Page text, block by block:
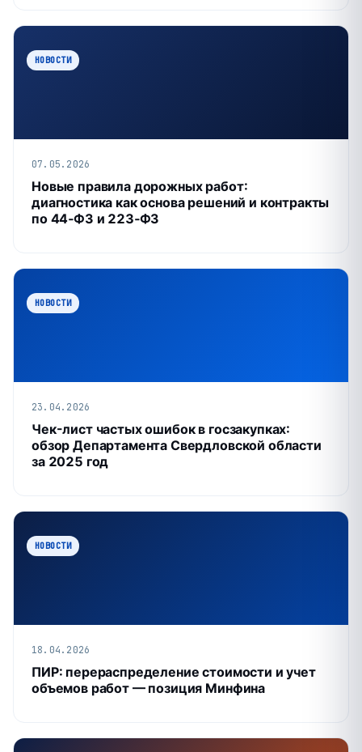
НОВОСТИ
07.05.2026
Новые правила дорожных работ:
диагностика как основа решений и контракты
по 44‑ФЗ и 223‑ФЗ
НОВОСТИ
23.04.2026
Чек-лист частых ошибок в госзакупках:
обзор Департамента Свердловской области
за 2025 год
НОВОСТИ
18.04.2026
ПИР: перераспределение стоимости и учет
объемов работ — позиция Минфина